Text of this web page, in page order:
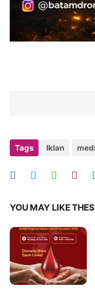
Tags Iklan
YOU MAY LIKE